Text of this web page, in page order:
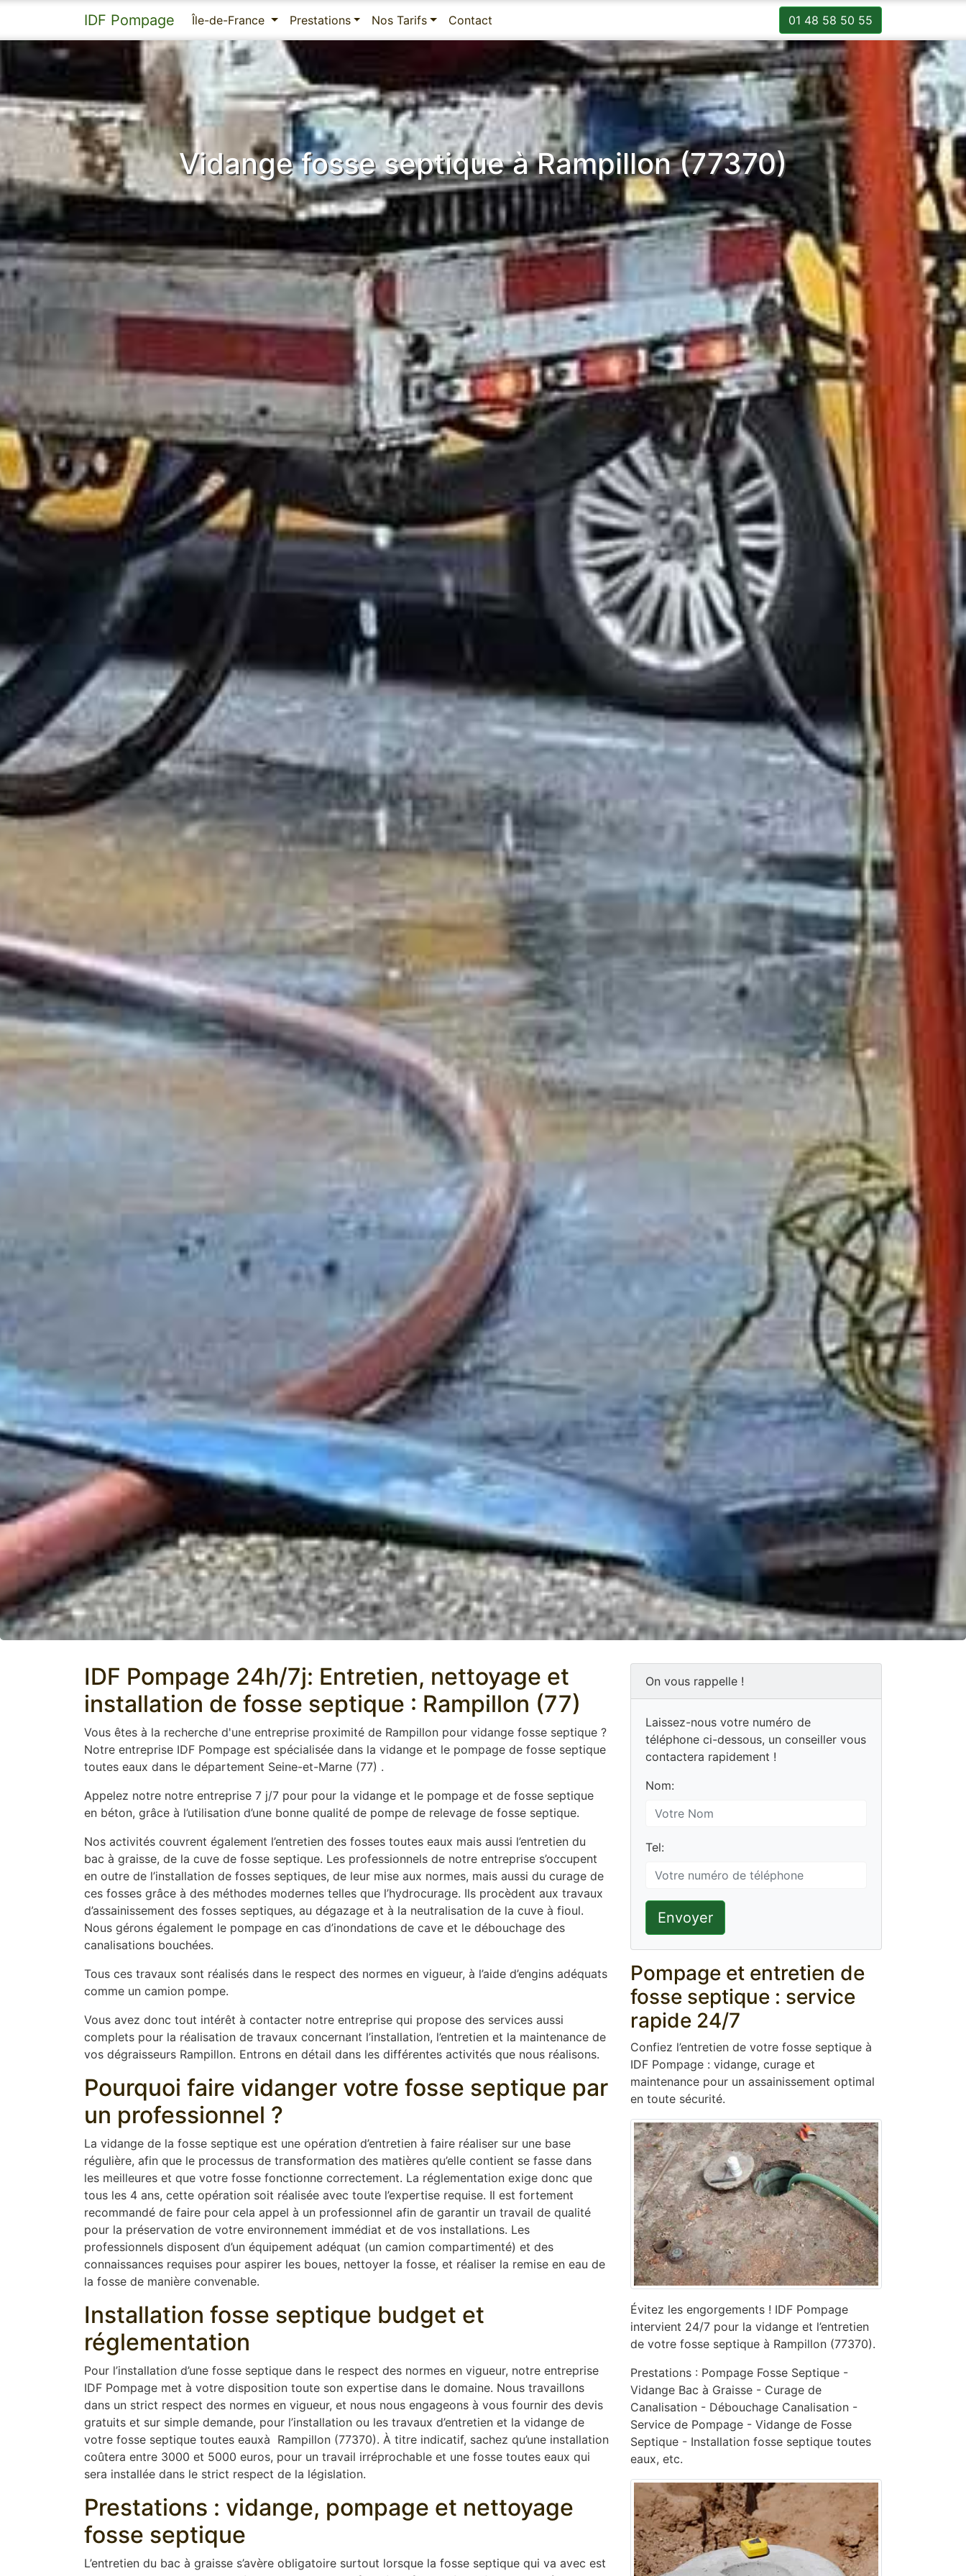
IDF Pompage Île-de-France Prestations Nos Tarifs Contact 01 48 58 50 55
Vidange fosse septique à Rampillon (77370)
IDF Pompage 24h/7j: Entretien, nettoyage et
installation de fosse septique : Rampillon (77)
Vous êtes à la recherche d'une entreprise proximité de Rampillon pour vidange fosse septique ?
Notre entreprise IDF Pompage est spécialisée dans la vidange et le pompage de fosse septique
toutes eaux dans le département Seine-et-Marne (77) .
Appelez notre notre entreprise 7 j/7 pour pour la vidange et le pompage et de fosse septique
en béton, grâce à l’utilisation d’une bonne qualité de pompe de relevage de fosse septique.
Nos activités couvrent également l’entretien des fosses toutes eaux mais aussi l’entretien du
bac à graisse, de la cuve de fosse septique. Les professionnels de notre entreprise s’occupent
en outre de l’installation de fosses septiques, de leur mise aux normes, mais aussi du curage de
ces fosses grâce à des méthodes modernes telles que l’hydrocurage. Ils procèdent aux travaux
d’assainissement des fosses septiques, au dégazage et à la neutralisation de la cuve à fioul.
Nous gérons également le pompage en cas d’inondations de cave et le débouchage des
canalisations bouchées.
Tous ces travaux sont réalisés dans le respect des normes en vigueur, à l’aide d’engins adéquats
comme un camion pompe.
Vous avez donc tout intérêt à contacter notre entreprise qui propose des services aussi
complets pour la réalisation de travaux concernant l’installation, l’entretien et la maintenance de
vos dégraisseurs Rampillon. Entrons en détail dans les différentes activités que nous réalisons.
Pourquoi faire vidanger votre fosse septique par
un professionnel ?
La vidange de la fosse septique est une opération d’entretien à faire réaliser sur une base
régulière, afin que le processus de transformation des matières qu’elle contient se fasse dans
les meilleures et que votre fosse fonctionne correctement. La réglementation exige donc que
tous les 4 ans, cette opération soit réalisée avec toute l’expertise requise. Il est fortement
recommandé de faire pour cela appel à un professionnel afin de garantir un travail de qualité
pour la préservation de votre environnement immédiat et de vos installations. Les
professionnels disposent d’un équipement adéquat (un camion compartimenté) et des
connaissances requises pour aspirer les boues, nettoyer la fosse, et réaliser la remise en eau de
la fosse de manière convenable.
Installation fosse septique budget et
réglementation
Pour l’installation d’une fosse septique dans le respect des normes en vigueur, notre entreprise
IDF Pompage met à votre disposition toute son expertise dans le domaine. Nous travaillons
dans un strict respect des normes en vigueur, et nous nous engageons à vous fournir des devis
gratuits et sur simple demande, pour l’installation ou les travaux d’entretien et la vidange de
votre fosse septique toutes eauxà Rampillon (77370). À titre indicatif, sachez qu’une installation
coûtera entre 3000 et 5000 euros, pour un travail irréprochable et une fosse toutes eaux qui
sera installée dans le strict respect de la législation.
Prestations : vidange, pompage et nettoyage
fosse septique
L’entretien du bac à graisse s’avère obligatoire surtout lorsque la fosse septique qui va avec est
On vous rappelle !
Laissez-nous votre numéro de
téléphone ci-dessous, un conseiller vous
contactera rapidement !
Nom:
Tel:
Envoyer
Pompage et entretien de
fosse septique : service
rapide 24/7
Confiez l’entretien de votre fosse septique à
IDF Pompage : vidange, curage et
maintenance pour un assainissement optimal
en toute sécurité.
Évitez les engorgements ! IDF Pompage
intervient 24/7 pour la vidange et l’entretien
de votre fosse septique à Rampillon (77370).
Prestations : Pompage Fosse Septique -
Vidange Bac à Graisse - Curage de
Canalisation - ‎Débouchage Canalisation -
‎Service de Pompage - ‎Vidange de Fosse
Septique - Installation fosse septique toutes
eaux, etc.